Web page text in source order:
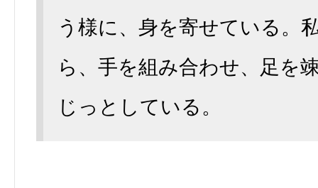
う様に、身を寄せている。
ら、手を組み合わせ、足を
じっとしている。